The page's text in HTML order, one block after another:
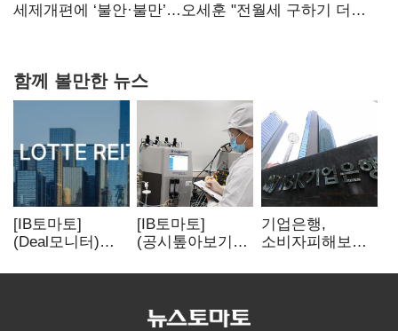
세제개편에 ‘불안·불만’…오세훈 "전월세 구하기 더
함께 볼만한 뉴스
[IB토마토]
(Deal모니터)
발행…빠듯한
[IB토마토]
(공시톺아보기)
무엇이 '중요한
기업은행,
소비자피해보상
보이스피싱 공시